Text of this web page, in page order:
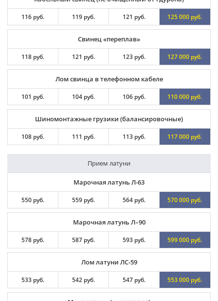
116 руб. 119 руб. 121 руб. 125 000 руб.
Свинец «переплав»
118 руб. 121 руб. 123 руб. 127 000 руб.
Лом свинца в телефонном кабеле
101 руб. 104 руб. 106 руб. 110 000 руб.
Шиномонтажные грузики (балансировочные)
108 руб. 111 руб. 113 руб. 117 000 руб.
Прием латуни
Марочная латунь Л-63
550 руб. 559 руб. 564 руб. 570 000 руб.
Марочная латунь Л–90
578 руб. 587 руб. 593 руб. 599 000 руб.
Лом латуни ЛС-59
533 руб. 542 руб. 547 руб. 553 000 руб.